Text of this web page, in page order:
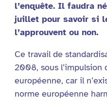
l’enquête. Il faudra
juillet pour savoir si
l’approuvent ou non.
Ce travail de
2008, sous l’impulsion
européenne, car il
norme européenne